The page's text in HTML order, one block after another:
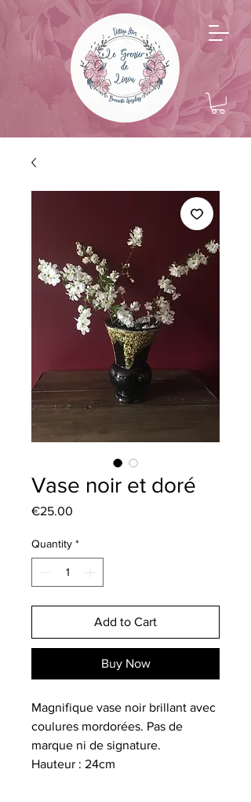
Vase noir et doré
€25.00
Quantity *
Add to Cart
Buy Now
Magnifique vase noir brillant avec
coulures mordorées. Pas de
marque ni de signature.
Hauteur : 24cm